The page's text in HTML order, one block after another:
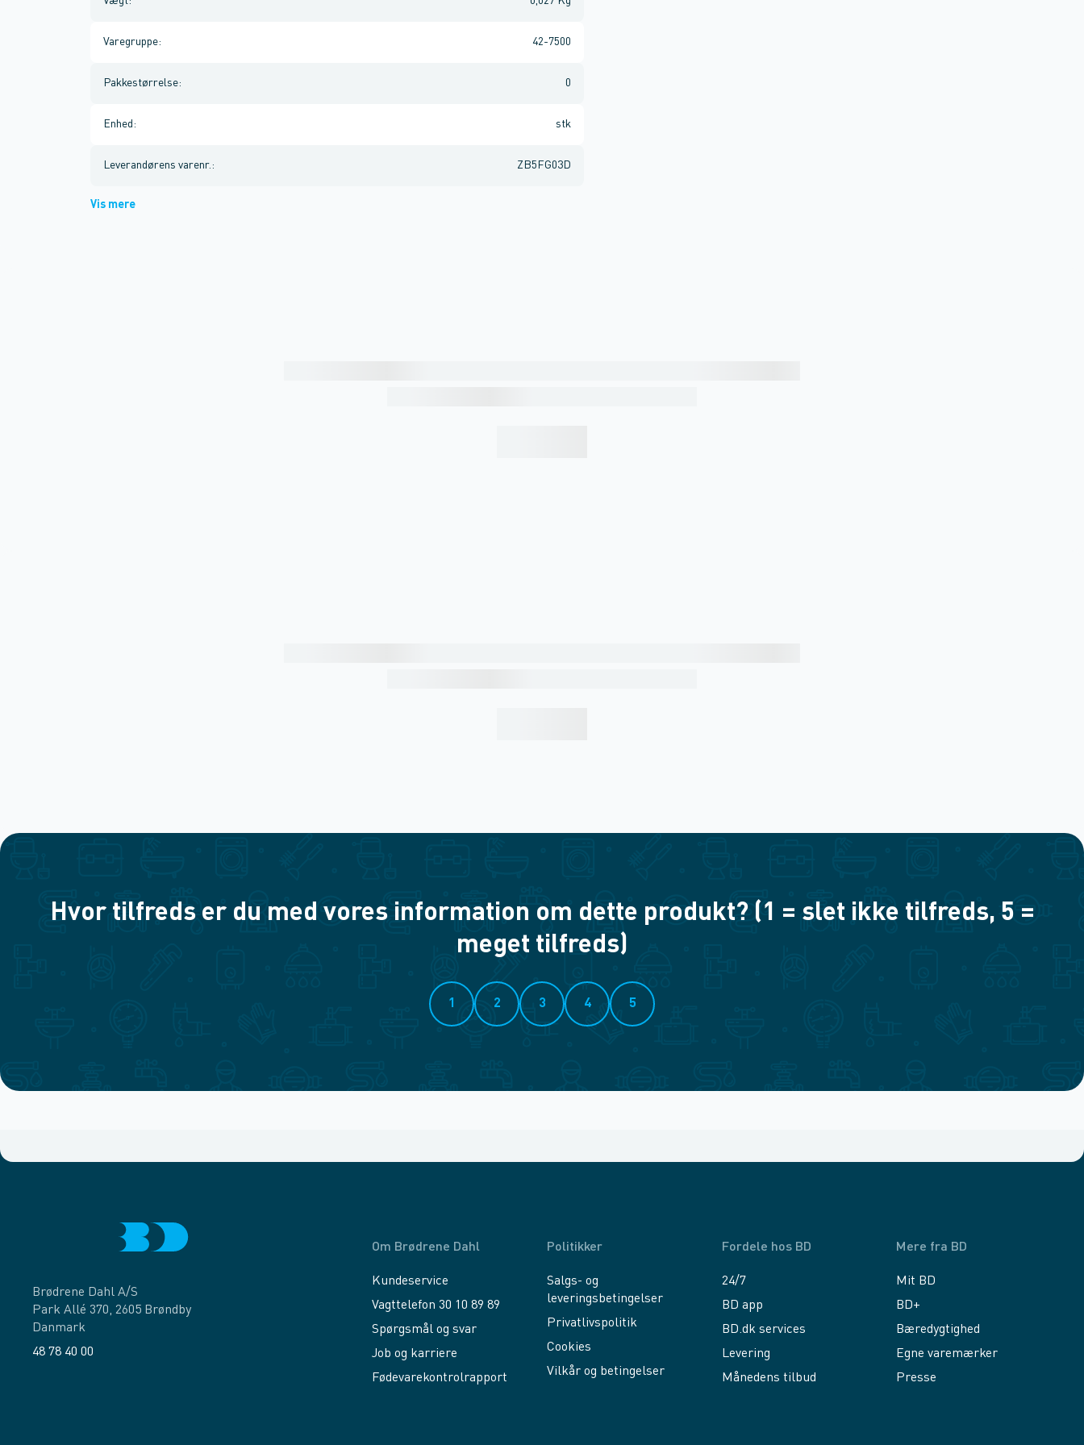
Varegruppe: 42-7500
Pakkestørrelse: 0
Enhed : stk
Leverandørens varenr. : ZB5FG03D
Vis mere
Hvor tilfreds er du med vores information om dette produkt? (1 = slet ikke tilfreds, 5 =
meget tilfreds)
1 2 3 4 5
Brødrene Dahl A/S
Park Allé 370, 2605 Brøndby
Danmark
48 78 40 00
Om Brødrene Dahl
Kundeservice
Vagttelefon 30 10 89 89
Spørgsmål og svar
Job og karriere
Fødevarekontrolrapport
Politikker
Salgs- og
leveringsbetingelser
Privatlivspolitik
Cookies
Vilkår og betingelser
Fordele hos BD
24/7
BD app
BD.dk services
Levering
Månedens tilbud
Mere fra BD
Mit BD
BD+
Bæredygtighed
Egne varemærker
Presse